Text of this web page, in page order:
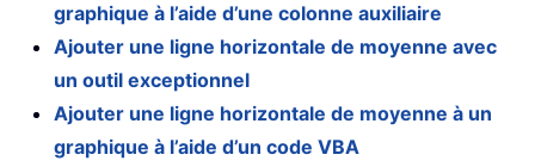
graphique à l’aide d’une colonne auxiliaire
Ajouter une ligne horizontale de moyenne avec
un outil exceptionnel
Ajouter une ligne horizontale de moyenne à un
graphique à l’aide d’un code VBA